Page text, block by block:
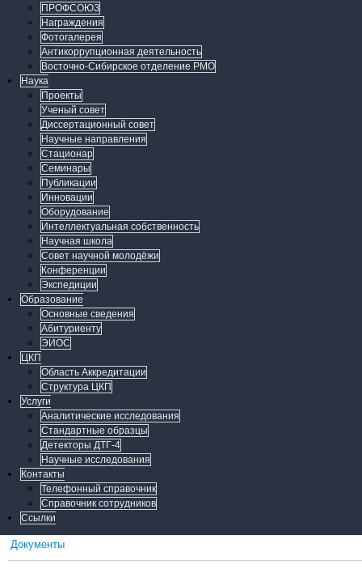
ПРОФСОЮЗ
Награждения
Фотогалерея
Антикоррупционная деятельность
Восточно-Сибирское отделение РМО
Наука
Проекты
Ученый совет
Диссертационный совет
Научные направления
Стационар
Семинары
Публикации
Инновации
Оборудование
Интеллектуальная собственность
Научная школа
Совет научной молодёжи
Конференции
Экспедиции
Образование
Основные сведения
Абитуриенту
ЭИОС
ЦКП
Область Аккредитации
Структура ЦКП
Услуги
Аналитические исследования
Стандартные образцы
Детекторы ДТГ-4
Научные исследования
Контакты
Телефонный справочник
Справочник сотрудников
Ссылки
Документы